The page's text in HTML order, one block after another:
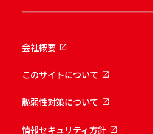
会社概要
このサイトについて
脆弱性対策について
情報セキュリティ方針